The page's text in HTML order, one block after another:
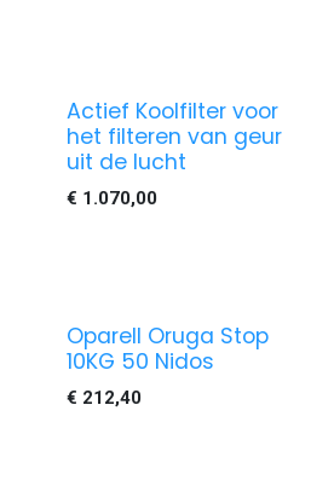
Actief Koolfilter voor
het filteren van geur
uit de lucht
€ 1.070,00
Oparell Oruga Stop
10KG 50 Nidos
€ 212,40